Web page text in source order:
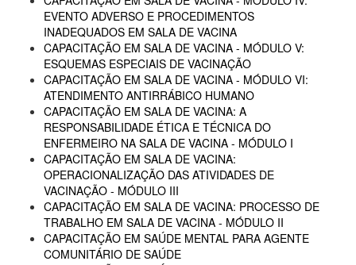
EVENTO ADVERSO E PROCEDIMENTOS
INADEQUADOS EM SALA DE VACINA
CAPACITAÇÃO EM SALA DE VACINA - MÓDULO V:
ESQUEMAS ESPECIAIS DE VACINAÇÃO
CAPACITAÇÃO EM SALA DE VACINA - MÓDULO VI:
ATENDIMENTO ANTIRRÁBICO HUMANO
CAPACITAÇÃO EM SALA DE VACINA: A
RESPONSABILIDADE ÉTICA E TÉCNICA DO
ENFERMEIRO NA SALA DE VACINA - MÓDULO I
CAPACITAÇÃO EM SALA DE VACINA:
OPERACIONALIZAÇÃO DAS ATIVIDADES DE
VACINAÇÃO - MÓDULO III
CAPACITAÇÃO EM SALA DE VACINA: PROCESSO DE
TRABALHO EM SALA DE VACINA - MÓDULO II
CAPACITAÇÃO EM SAÚDE MENTAL PARA AGENTE
COMUNITÁRIO DE SAÚDE